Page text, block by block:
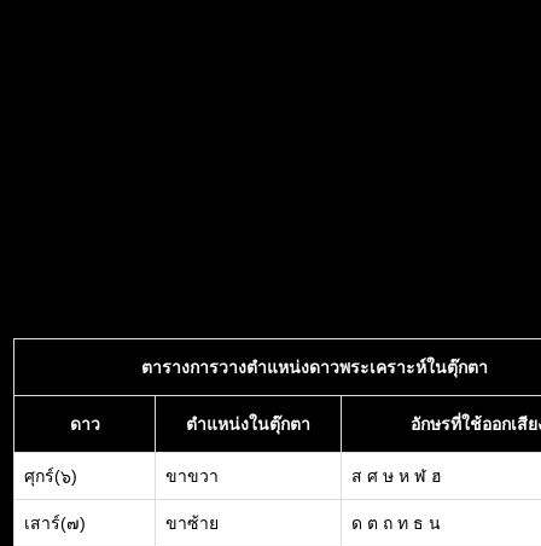
ตารางการวางตำแหน่งดาวพระเคราะห์ในตุ๊กตา
ดาว ตำแหน่งในตุ๊กตา อักษรที่ใช้ออกเสีย
ศุกร์(๖) ขาขวา ส ศ ษ ห ฬ ฮ
เสาร์(๗) ขาซ้าย ด ต ถ ท ธ น